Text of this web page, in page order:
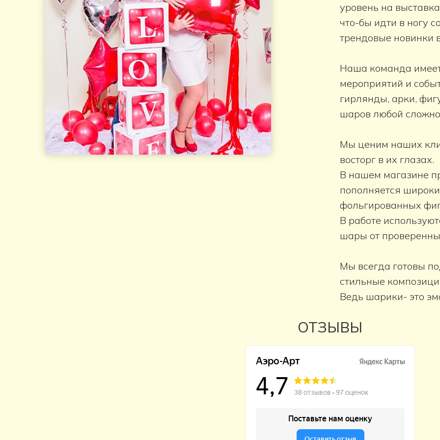
уровень на
что-бы идти в ногу
трендовые новинки
Наша команда
мероприятий и
гирлянды, арки,
шаров любой
Мы ценим наших
восторг в их глазах.
В нашем магазине
пополняется
фольгированных
В работе
шары от
Мы всегда готовы
стильные
Ведь шарики- это
ОТЗЫВЫ